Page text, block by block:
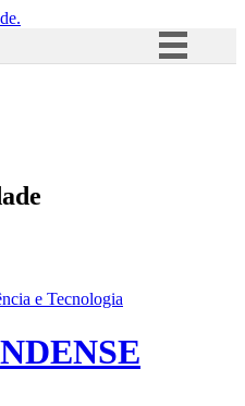
Acesso à informação
e Tecnologia